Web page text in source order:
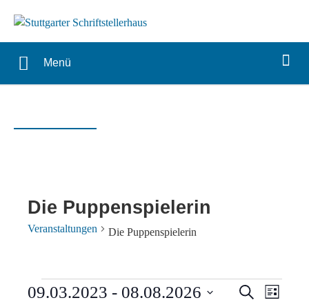
Menü
Die Puppenspielerin
Veranstaltungen Die Puppenspielerin
Veranstaltungen SucheListe
09.03.2023 - 08.08.2026